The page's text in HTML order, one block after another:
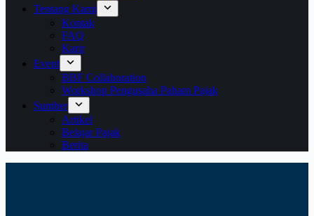
Tentang Kami
Kontak
FAQ
Karir
Event
BBF Collaboration
Workshop Pengusaha Paham Pajak
Sumber
Artikel
Belajar Pajak
Berita